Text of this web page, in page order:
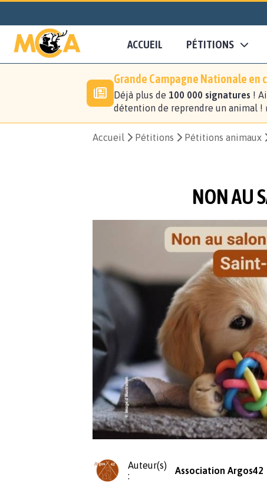
ACCUEIL PÉTITIONS
Grande Campagne Nationale en
Déjà plus de 100 000 signatures !
détention de reprendre un animal !
Accueil Pétitions Pétitions animaux
NON AU
Auteur(s)
:
Association Argos42